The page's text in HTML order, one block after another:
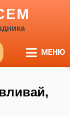
МЕНЮ